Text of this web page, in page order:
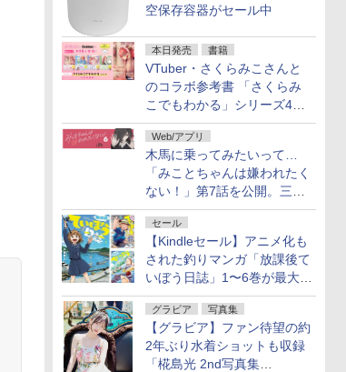
空保存容器がセール中
本日発売 書籍
VTuber・さくらみこさんと
のコラボ参考書 「さくらみ
こでもわかる」シリーズ4冊
が本日発売！
Web/アプリ
木馬に乗ってみたいって…
「みことちゃんは嫌われたく
ない！」第7話を公開。三角
じゃない方か
セール
【Kindleセール】アニメ化も
された釣りマンガ「放課後て
いぼう日誌」1〜6巻が最大
50％オフのセール中！
グラビア 写真集
【グラビア】ファン待望の約
2年ぶり水着ショットも収録
「椛島光 2nd写真集